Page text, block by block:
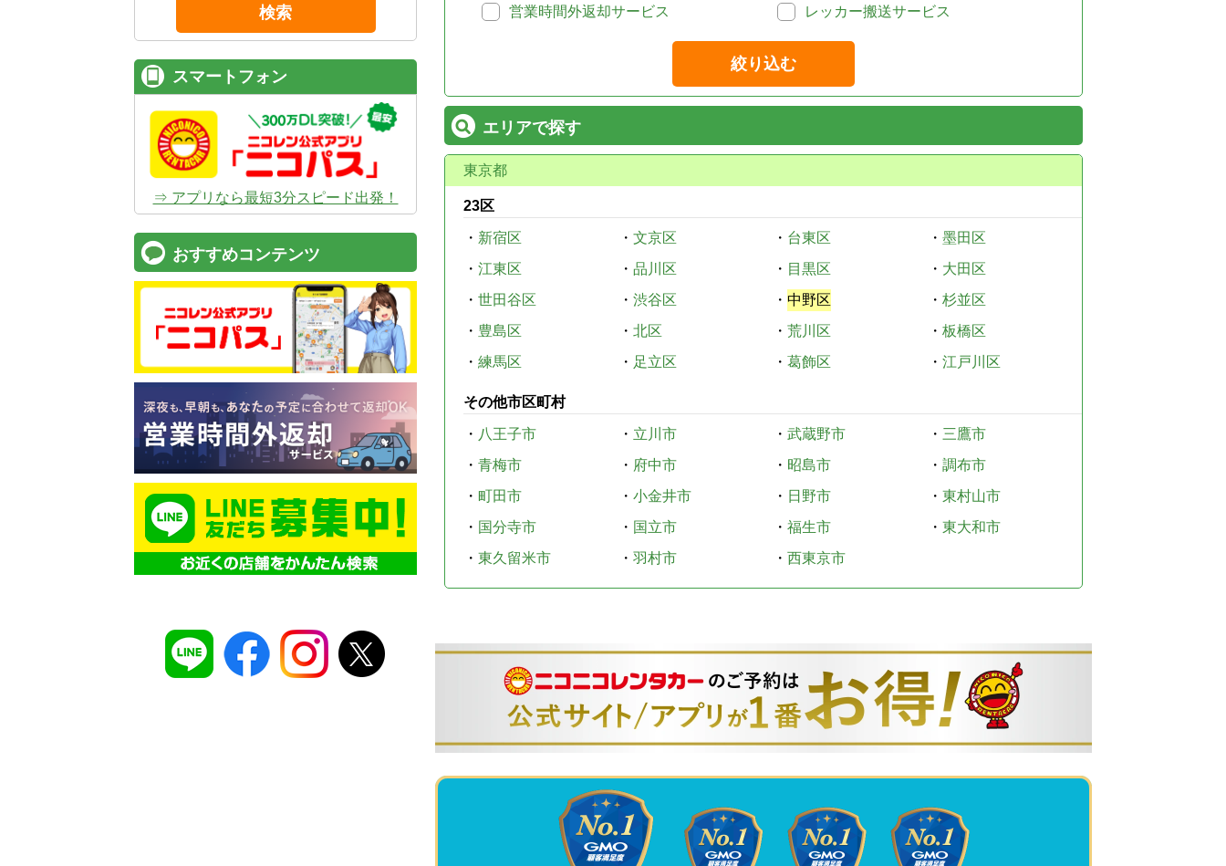
営業時間外返却サービス
レッカー搬送サービス
絞り込む
エリアで探す
東京都
23区
・ 新宿区 ・ 文京区 ・ 台東区 ・ 墨田区
・ 江東区 ・ 品川区 ・ 目黒区 ・ 大田区
・ 世田谷区 ・ 渋谷区 ・ 中野区 ・ 杉並区
・ 豊島区 ・ 北区 ・ 荒川区 ・ 板橋区
・ 練馬区 ・ 足立区 ・ 葛飾区 ・ 江戸川区
その他市区町村
・ 八王子市 ・ 立川市 ・ 武蔵野市 ・ 三鷹市
・ 青梅市 ・ 府中市 ・ 昭島市 ・ 調布市
・ 町田市 ・ 小金井市 ・ 日野市 ・ 東村山市
・ 国分寺市 ・ 国立市 ・ 福生市 ・ 東大和市
・ 東久留米市 ・ 羽村市 ・ 西東京市
検索
スマートフォン
⇒ アプリなら最短3分スピード出発！
おすすめコンテンツ